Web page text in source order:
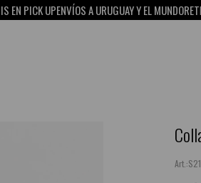
PICK UPENVÍOS A URUGUAY Y EL MUNDORETIRO